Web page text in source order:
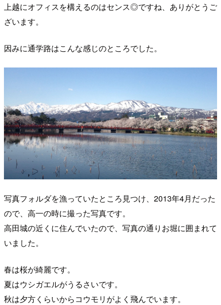
上越にオフィスを構えるのはセンス◎ですね、ありがとうご
ざいます。
因みに通学路はこんな感じのところでした。
写真フォルダを漁っていたところ見つけ、2013年4月だった
ので、高一の時に撮った写真です。
高田城の近くに住んでいたので、写真の通りお堀に囲まれて
いました。
春は桜が綺麗です。
夏はウシガエルがうるさいです。
秋は夕方くらいからコウモリがよく飛んでいます。